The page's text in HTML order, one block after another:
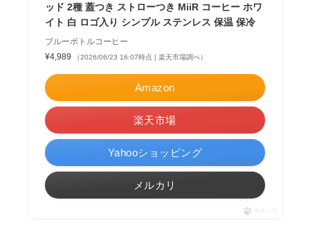
ッド 2種 蓋つき ストローつき MiiR コーヒー ホワ
イト 白 ロゴ入り シンプル ステンレス 保温 保冷
ブルーボトルコーヒー
¥4,989
（2026/06/23 16:07時点 | 楽天市場調べ）
Amazon
楽天市場
Yahooショッピング
メルカリ
ポチップ